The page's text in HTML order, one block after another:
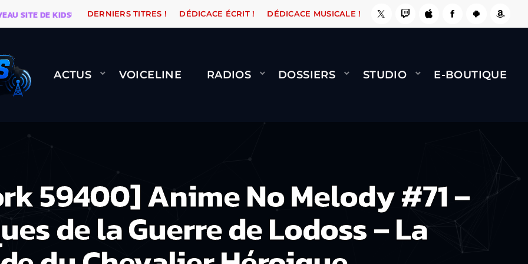
DE KIDSUNE WARÉTRO ORANGE ROAD QUI PASSE, ÇA LE FAIT ! NAMI BERNARD MINET - FLY
DERNIERS TITRES ! DÉDICACE ÉCRIT ! DÉDICACE MUSICALE !
ACTUS VOICELINE RADIOS DOSSIERS STUDIO E-BOUTIQUE
59400] Anime No Melody #71 –
de la Guerre de Lodoss – La